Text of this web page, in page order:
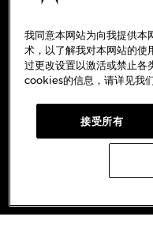
备案号:沪ICP备19045273
沪公网安备
Copyright © 2026
WECHAT
我同意本网站为向我提供
术，以了解我对本网站的使
过更改设置以激活或禁止
cookies的信息，请详见我
接受所有